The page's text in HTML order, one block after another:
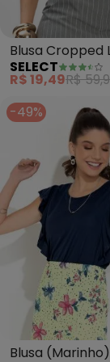
Blusa Cropped
SELECT
R$ 19,49R$
-49%
Blusa